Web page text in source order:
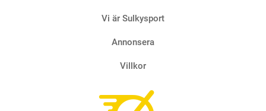
Vi är Sulkysport
Annonsera
Villkor